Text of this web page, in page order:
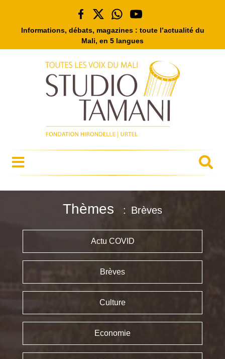
Informations, débats, magazines : toute l’actualité du
Mali, en 5 langues
Thèmes Brèves
Actu COVID
Brèves
Culture
Economie